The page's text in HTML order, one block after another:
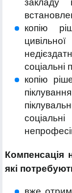
копію
соціальні
копію
Компенсація
які